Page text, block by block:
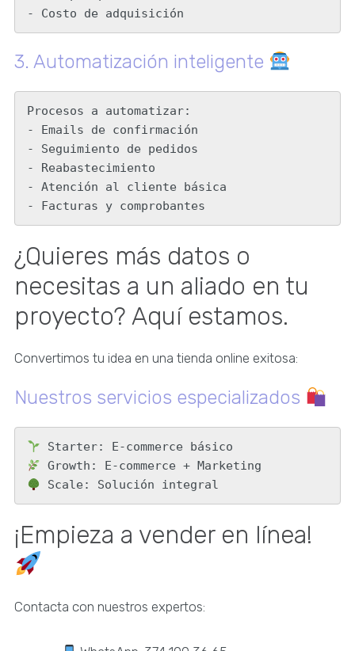
- Costo de adquisición
3. Automatización inteligente
Procesos a automatizar:
- Emails de confirmación
- Seguimiento de pedidos
- Reabastecimiento
- Atención al cliente básica
- Facturas y comprobantes
¿Quieres más datos o
necesitas a un aliado en tu
proyecto? Aquí estamos.
Convertimos tu idea en una tienda online exitosa:
Nuestros servicios especializados
Scale: Solución integral
¡Empieza a vender en línea!
Contacta con nuestros expertos: